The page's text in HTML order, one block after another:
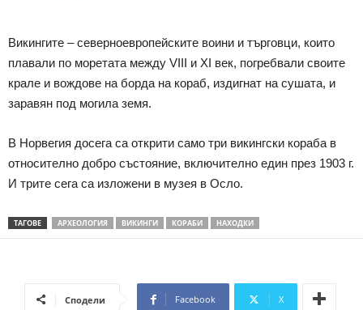
Викингите – северноевропейските воини и търговци, които
плавали по моретата между VIII и XI век, погребвали своите
крале и вождове на борда на кораб, издигнат на сушата, и
заравян под могила земя.
В Норвегия досега са открити само три викингски кораба в
относително добро състояние, включително един през 1903 г.
И трите сега са изложени в музея в Осло.
ТАГОВЕ АРХЕОЛОГИЯ ВИКИНГИ КОРАБИ НАХОДКИ
Сподели Facebook X